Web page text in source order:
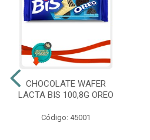
CHOCOLATE WAFER
LACTA BIS 100,8G OREO
Código: 45001